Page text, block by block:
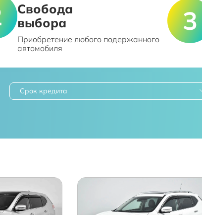
Свобода
выбора
Приобретение любого подержанного
автомобиля
Срок кредита